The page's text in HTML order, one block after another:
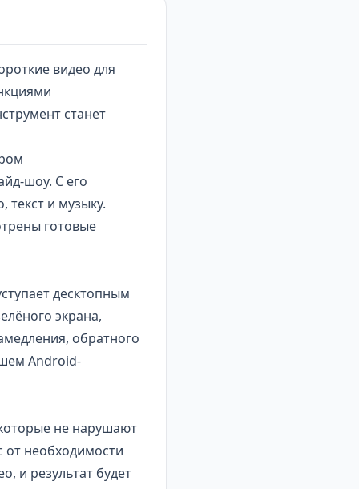
видео для
станет
шоу. С его
и музыку.
готовые
десктопным
экрана,
обратного
Android-
не нарушают
от необходимости
и результат будет